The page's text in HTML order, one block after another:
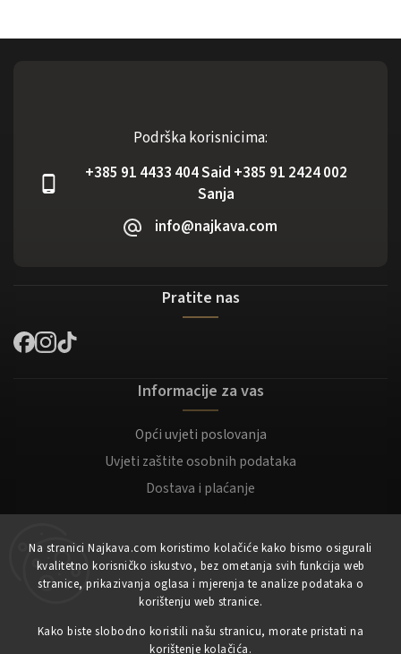
Na stranici Najkava.com koristimo kolačiće kako bismo osigurali
kvalitetno korisničko iskustvo, bez ometanja svih funkcija web
stranice, prikazivanja oglasa i mjerenja te analize podataka o
korištenju web stranice.
Kako biste slobodno koristili našu stranicu, morate pristati na
korištenje kolačića.
Podrška korisnicima:
+385 91 4433 404 Said +385 91 2424 002
Sanja
info@najkava.com
Pratite nas
Informacije za vas
Opći uvjeti poslovanja
Uvjeti zaštite osobnih podataka
Dostava i plaćanje
Moj račun
Registracija
Prijaviti se